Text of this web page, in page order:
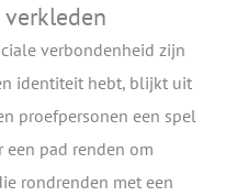
verkleden
verbondenheid zijn
identiteit hebt, blijkt uit
proefpersonen een spel
pad renden om
rondrenden met een